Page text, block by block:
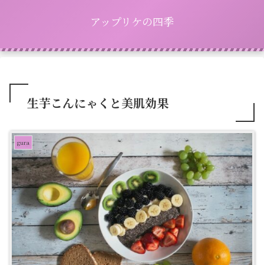
アップリケの四季
生芋こんにゃくと美肌効果
gura